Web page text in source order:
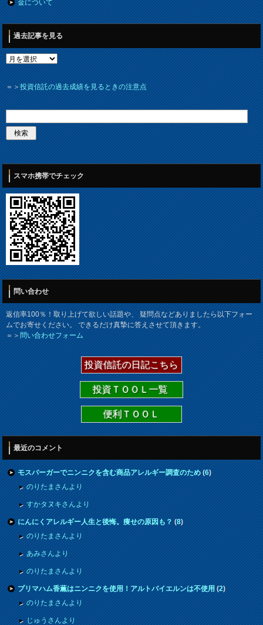
金について
過去記事を見る
＝＞投資信託の過去成績を見るときの注意点
スマホ携帯でチェック
問い合わせ
返信率100％！取り上げて欲しい話題や、 疑問点などありましたら以下フォー
ムでお寄せください。 できるだけ真摯に答えさせて頂きます。
＝＞問い合わせフォーム
投資信託の日記こちら
投資ＴＯＯＬ一覧
便利ＴＯＯＬ
最近のコメント
モスバーガーでニンニクを含む商品アレルギー調査のため(6)
のりたまさんより
すかタヌキさんより
にんにくアレルギー人生と後悔。痩せの原因も？(8)
のりたまさんより
あみさんより
のりたまさんより
プリマハム香薫はニンニクを使用！アルトバイエルンは不使用(2)
のりたまさんより
じゅうさんより